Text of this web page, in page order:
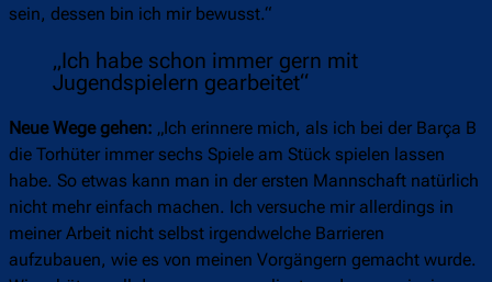
sein, dessen bin ich mir bewusst.“
„Ich habe schon immer gern mit
Jugendspielern gearbeitet“
Neue Wege gehen: „Ich erinnere mich, als ich bei der Barça B
die Torhüter immer sechs Spiele am Stück spielen lassen
habe. So etwas kann man in der ersten Mannschaft natürlich
nicht mehr einfach machen. Ich versuche mir allerdings in
meiner Arbeit nicht selbst irgendwelche Barrieren
aufzubauen, wie es von meinen Vorgängern gemacht wurde.